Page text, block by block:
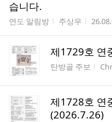
습니다.
게시판명
연도 알림방 작성자
주상우 작성
제1729호 연
게시판명
탄방골 주보 작
제1728호 연
(2026.7.26)